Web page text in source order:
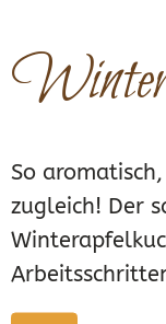
So
zugleich! Der